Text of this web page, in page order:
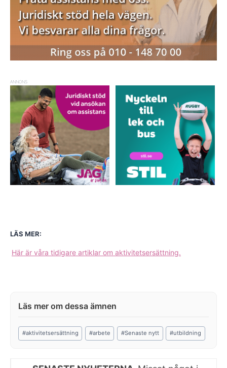
ANNONS
LÄS MER:
Här är våra tidigare artiklar om aktivitetsersättning.
Post
Tags:
#aktivitetsersättning #arbete #Senaste nytt #utbildning